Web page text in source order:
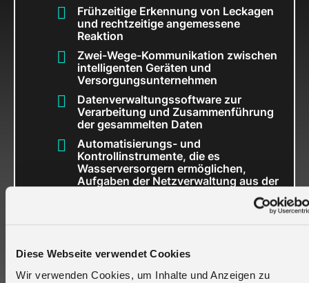
Diese Webseite verwendet Cookies
Wir verwenden Cookies, um Inhalte und Anzeigen zu
Frühzeitige Erkennung von Leckagen
und rechtzeitige angemessene
Reaktion
Zwei-Wege-Kommunikation zwischen
intelligenten Geräten und
Versorgungsunternehmen
Datenverwaltungssoftware zur
Verarbeitung und Zusammenführung
der gesammelten Daten
Automatisierungs- und
Kontrollinstrumente, die es
Wasserversorgern ermöglichen,
Aufgaben der Netzverwaltung aus der
sind die Daten der Sensoren einfach und
benutzerfreundlich zu interpretieren und zu